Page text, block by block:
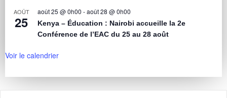
AOÛT
25
août 25 @ 0h00 -août 28 @ 0h00
Kenya – Éducation : Nairobi accueille la 2e
Conférence de l’EAC du 25 au 28 août
Voir le calendrier